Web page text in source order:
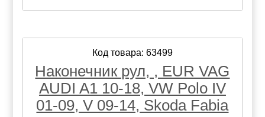
Код товара: 63499
Наконечник рул, , EUR VAG
AUDI A1 10-18, VW Polo IV
01-09, V 09-14, Skoda Fabia